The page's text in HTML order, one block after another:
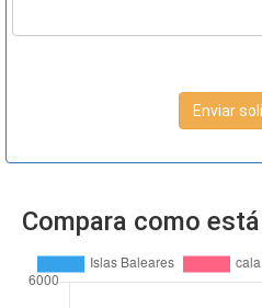
Enviar
Compara como